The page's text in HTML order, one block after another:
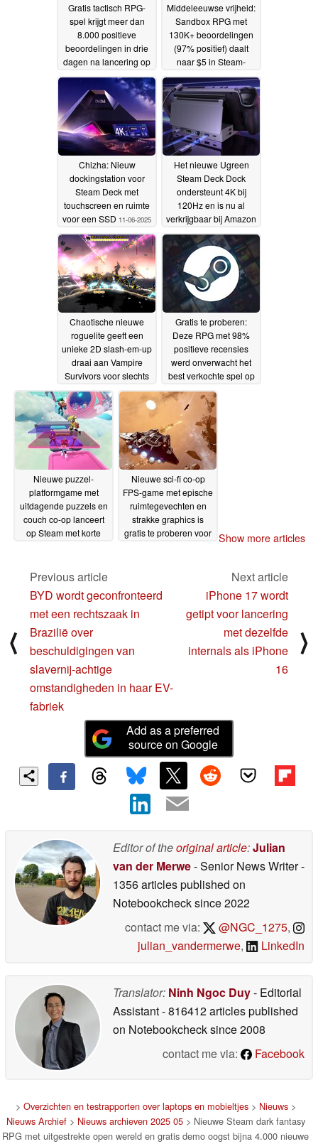
Gratis tactisch RPG-
spel krijgt meer dan
8.000 positieve
beoordelingen in drie
dagen na lancering op
Steam08-07-2025
Middeleeuwse vrijheid:
Sandbox RPG met
130K+ beoordelingen
(97% positief) daalt
naar $5 in Steam-
uitverkoop25-06-2025
Chizha: Nieuw
dockingstation voor
Steam Deck met
touchscreen en ruimte
voor een SSD 11-06-2025
Het nieuwe Ugreen
Steam Deck Dock
ondersteunt 4K bij
120Hz en is nu al
verkrijgbaar bij Amazon
11-06-2025
Chaotische nieuwe
roguelite geeft een
unieke 2D slash-em-up
draai aan Vampire
Survivors voor slechts
$4 op Steam
09-06-2025
Gratis te proberen:
Deze RPG met 98%
positieve recensies
werd onverwacht het
best verkochte spel op
Steam06-06-2025
Nieuwe puzzel-
platformgame met
uitdagende puzzels en
couch co-op lanceert
op Steam met korte
beoordeling05-06-2025
Nieuwe sci-fi co-op
FPS-game met epische
ruimtegevechten en
strakke graphics is
gratis te proberen voor Show more articles
⟨
Previous article
BYD wordt geconfronteerd
met een rechtszaak in
Brazilië over
beschuldigingen van
slavernij-achtige
omstandigheden in haar EV-
fabriek
Next article
iPhone 17 wordt
getipt voor lancering
met dezelfde
internals als iPhone
16
⟩
Add as a preferred
source on Google
Editor of theoriginal article:Julian
van der Merwe- Senior News Writer-
1356 articles published on
Notebookchecksince 2022
contact me via:
@NGC_1275,
julian_vandermerwe, LinkedIn
Translator: Ninh Ngoc Duy- Editorial
Assistant- 816412 articles published
on Notebookchecksince 2008
contact me via:
Facebook
> Overzichten en testrapporten over laptops en mobieltjes> Nieuws>
Nieuws Archief> Nieuws archieven 2025 05> Nieuwe Steam dark fantasy
RPG met uitgestrekte open wereld en gratis demo oogst bijna 4.000 nieuwe